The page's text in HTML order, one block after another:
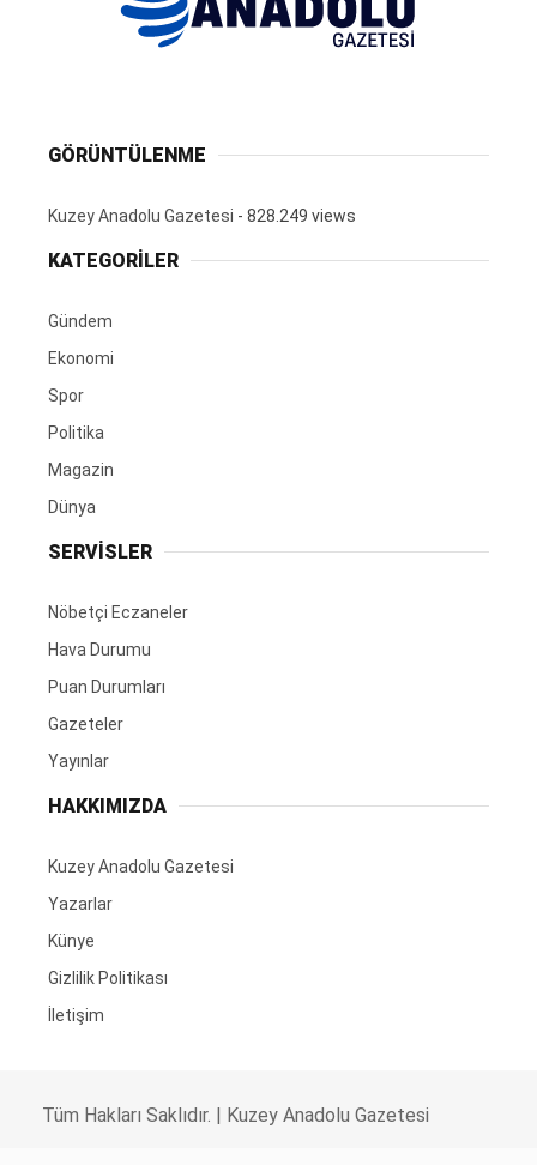
GÖRÜNTÜLENME
Kuzey Anadolu Gazetesi - 828.249 views
KATEGORİLER
Gündem
Ekonomi
Spor
Politika
Magazin
Dünya
SERVİSLER
Nöbetçi Eczaneler
Hava Durumu
Puan Durumları
Gazeteler
Yayınlar
HAKKIMIZDA
Kuzey Anadolu Gazetesi
Yazarlar
Künye
Gizlilik Politikası
İletişim
Tüm Hakları Saklıdır. | Kuzey Anadolu Gazetesi